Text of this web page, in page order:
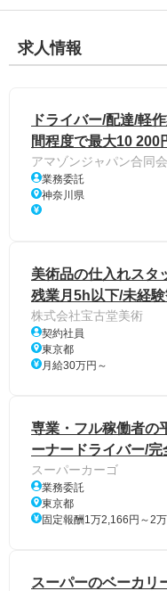
求人情報
ドライバー/配達/軽
間程度で最大10 200
アマゾンジャパン合同
業務委託
神奈川県
美術品の仕入れスタ
残業月5h以下/未経
株式会社宝古堂美術
契約社員
東京都
月給30万円～
専業・フル稼働者の
ーナードライバー/
スーパーカーゴ
業務委託
東京都
固定報酬1万2,166円～2
スーパーのベーカリ